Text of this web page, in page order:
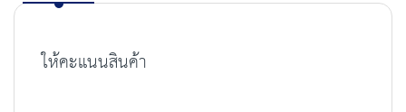
ให้คะแนนสินค้า